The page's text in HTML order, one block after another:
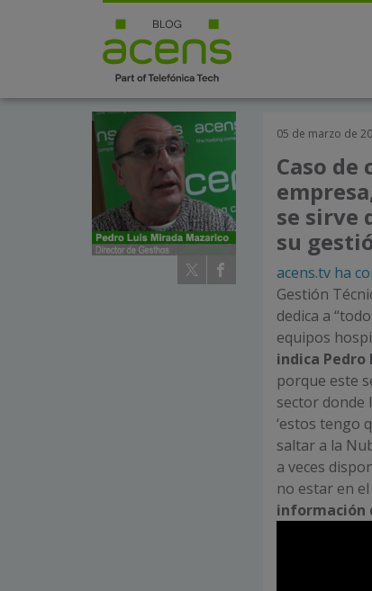
05 de marzo de
Caso
se sirve
su
acens.tv ha
Gestión
dedica a
equipos
indica Pedro
porque este
sector donde
‘estos tengo
saltar a la
a veces
no estar en
información